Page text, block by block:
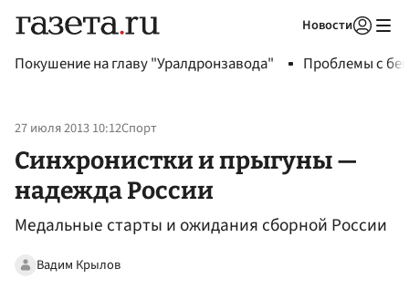
Новости
Покушение на главу "Уралдронзавода" Проблемы с
27 июля 2013 10:12Спорт
Синхронистки и прыгуны —
надежда России
Медальные старты и ожидания сборной России
Вадим Крылов